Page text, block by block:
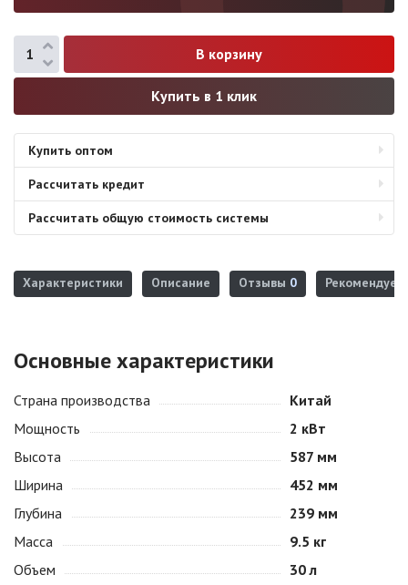
Купить в 1 клик
Купить оптом
Рассчитать кредит
Рассчитать общую стоимость системы
Характеристики Описание Отзывы 0 Рекомендуем
Основные характеристики
Страна производства
Китай
Мощность
2 кВт
Высота
587 мм
Ширина
452 мм
Глубина
239 мм
Масса
9.5 кг
Объем
30 л